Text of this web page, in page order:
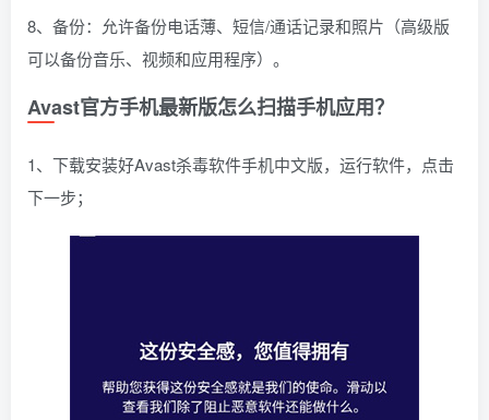
8、备份：允许备份电话薄、短信/通话记录和照片（高级版
可以备份音乐、视频和应用程序）。
Avast官方手机最新版怎么扫描手机应用？
1、下载安装好Avast杀毒软件手机中文版，运行软件，点击
下一步；